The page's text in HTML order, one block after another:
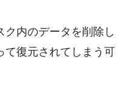
内のデータを削除し
て復元されてしまう可